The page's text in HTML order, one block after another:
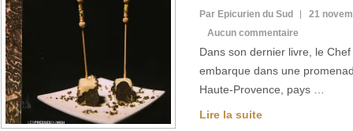
Par Epicurien du Sud
21
Aucun commentaire
Dans son dernier livre, le
embarque dans une
Haute-Provence, pays …
Lire la suite